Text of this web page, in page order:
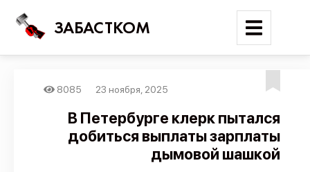
ЗАБАСТКОМ
Поиск
Новости
8085 23 ноября, 2025
В Петербурге клерк пытался
добиться выплаты зарплаты
дымовой шашкой